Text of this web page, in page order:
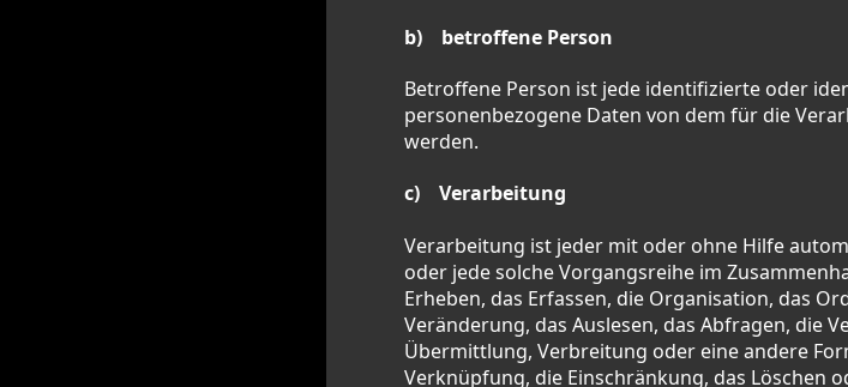
b) betroffene Person
Betroffene Person ist jede identifizierte oder
personenbezogene Daten von dem für die
werden.
c) Verarbeitung
Verarbeitung ist jeder mit oder ohne Hilfe
oder jede solche Vorgangsreihe im
Erheben, das Erfassen, die Organisation, das
Veränderung, das Auslesen, das Abfragen, die
Übermittlung, Verbreitung oder eine andere
Verknüpfung, die Einschränkung, das Löschen